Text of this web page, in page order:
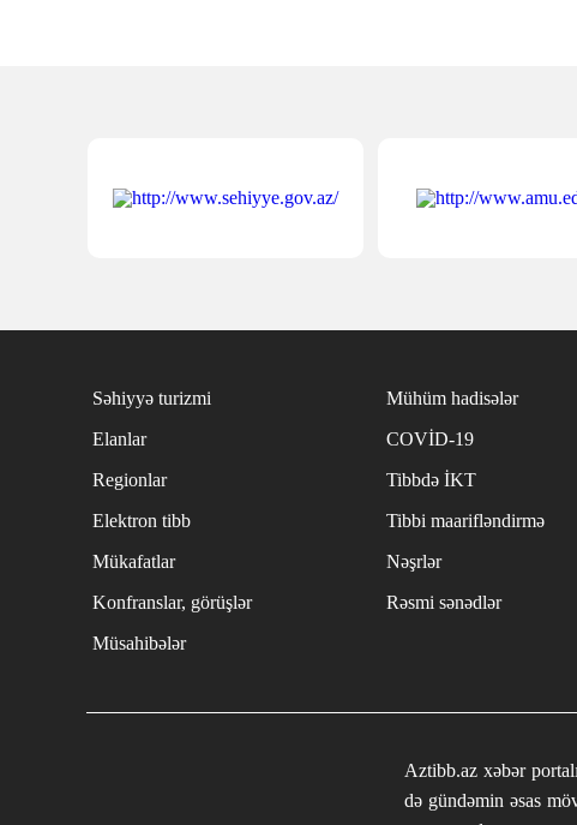
Səhiyyə turizmi Mühüm hadisələr
Elanlar
COVİD-19
Regionlar
Tibbdə İKT
Elektron tibb
Tibbi maarifləndirmə
Mükafatlar
Nəşrlər
Konfranslar, görüşlər
Rəsmi sənədlər
Müsahibələr
Aztibb.az xəbər
də gündəmin əsas